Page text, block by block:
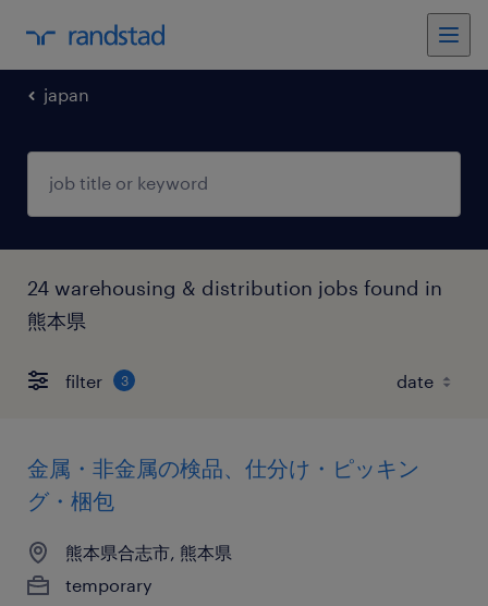
japan
24 warehousing & distribution jobs found in
熊本県
filter 3
金属・非金属の検品、仕分け・ピッキン
グ・梱包
熊本県合志市, 熊本県
temporary